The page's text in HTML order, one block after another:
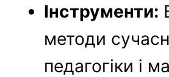
Інструменти:
методи
педагогіки і